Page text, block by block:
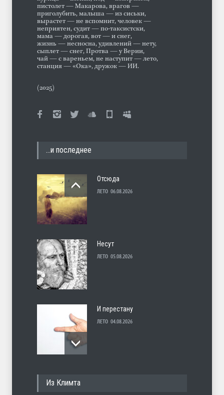
пистолет — Макарова, врагов —
приголубить, малыша — из сиськи,
вырастет — не вспомнит, человек —
неприятен, судит — по-таксистски,
мама — дорогая, вот — и снег,
жизнь — несносна, удивлений — нету,
сыплет — снег, Протва — у Верии,
чай — с вареньем, не наступит — лето,
станция — «Ока», дружок — ИИ.
(2025)
…и последнее
Отсюда
ЛЕТО 06.08.2026
Несут
ЛЕТО 05.08.2026
И перестану
ЛЕТО 04.08.2026
Из Климта